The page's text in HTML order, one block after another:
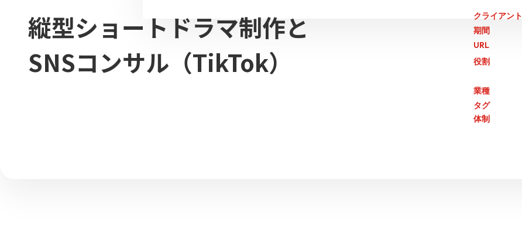
縦型ショートドラマ制作と
SNSコンサル（TikTok）
クライアント
期間
URL
役割
業種
タグ
体制